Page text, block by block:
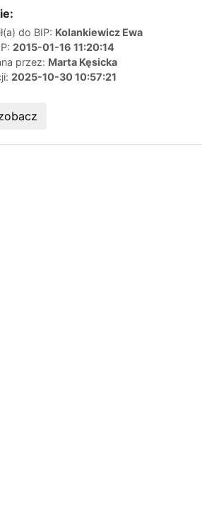
do BIP: Kolankiewicz Ewa
2015-01-16 11:20:14
przez: Marta Kęsicka
2025-10-30 10:57:21